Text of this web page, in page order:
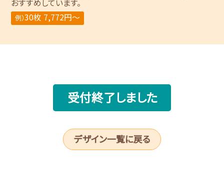
おすすめしています。
例）30枚 7,772円～
受付終了しました
デザイン一覧に戻る